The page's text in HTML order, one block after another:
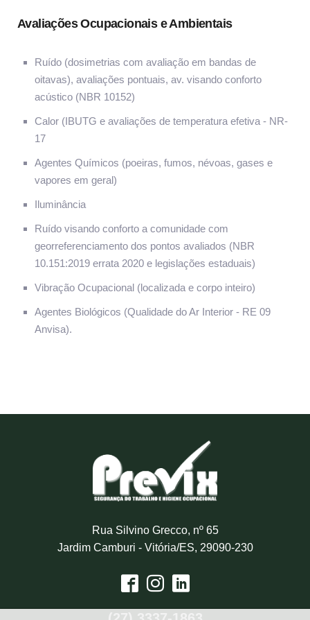
Avaliações Ocupacionais e Ambientais
Ruído (dosimetrias com avaliação em bandas de
oitavas), avaliações pontuais, av. visando conforto
acústico (NBR 10152)
Calor (IBUTG e avaliações de temperatura efetiva - NR-
17
Agentes Químicos (poeiras, fumos, névoas, gases e
vapores em geral)
Iluminância
Ruído visando conforto a comunidade com
georreferenciamento dos pontos avaliados (NBR
10.151:2019 errata 2020 e legislações estaduais)
Vibração Ocupacional (localizada e corpo inteiro)
Agentes Biológicos (Qualidade do Ar Interior - RE 09
Anvisa).
Rua Silvino Grecco, nº 65
Jardim Camburi - Vitória/ES, 29090-230